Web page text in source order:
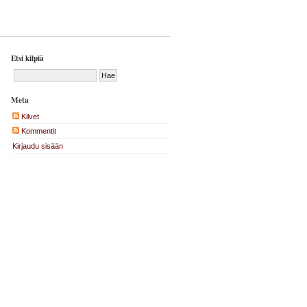
Etsi kilpiä
Meta
Kilvet
Kommentit
Kirjaudu sisään